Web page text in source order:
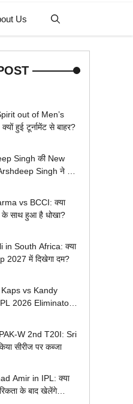
Us
out of Men’s
हुई टूर्नामेंट से बाहर?
Singh की New
Singh ने दी
vs BCCI: क्या
के साथ हुआ है धोखा?
in South Africa: क्या
2027 में दिखेगा दम?
vs Kandy
2026 Eliminator में
W 2nd T20I: Sri
सीरीज पर कब्जा
Amir in IPL: क्या
के बाद खेलेंगे